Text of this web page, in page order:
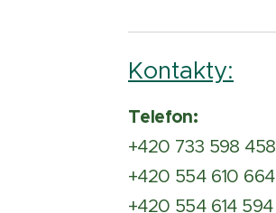
Kontakty:
Telefon:
+420 733 598 458
+420 554 610 664
+420 554 614 594